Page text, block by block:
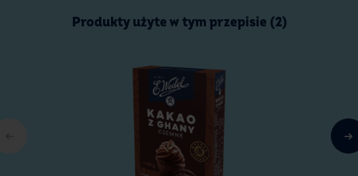
Produkty użyte w tym przepisie (2)